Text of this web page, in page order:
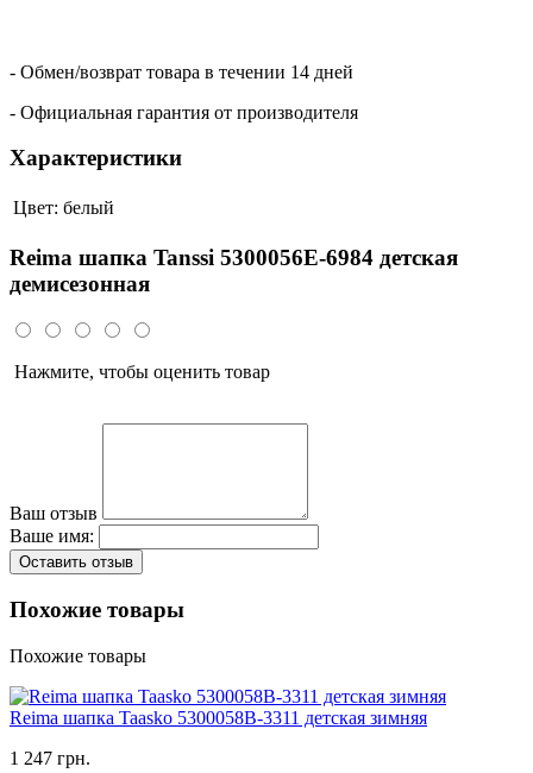
- Обмен/возврат товара в течении 14 дней
- Официальная гарантия от производителя
Характеристики
Цвет: белый
Reima шапка Tanssi 5300056Е-6984 детская
демисезонная
Нажмите, чтобы оценить товар
Ваш отзыв
Ваше имя:
Оставить отзыв
Похожие товары
Похожие товары
Reima шапка Taasko 5300058B-3311 детская зимняя
1 247 грн.